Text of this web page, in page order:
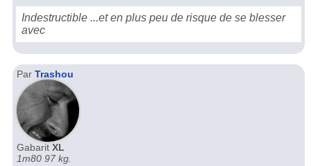
Indestructible ...et en plus peu de risque de se blesser
avec
Par Trashou
Gabarit XL
1m80 97 kg.